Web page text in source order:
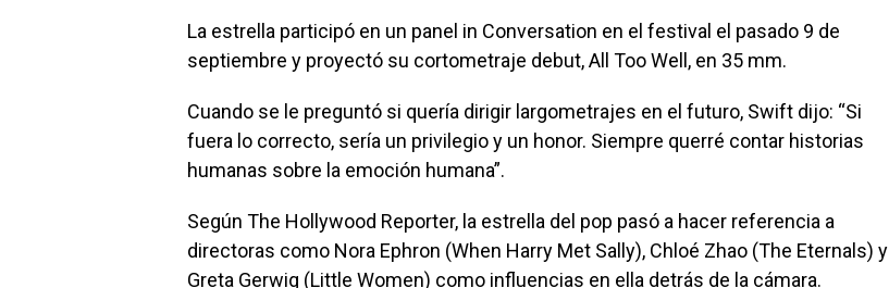
La estrella participó en un panel in Conversation en el festival el pasado 9 de
septiembre y proyectó su cortometraje debut, All Too Well, en 35 mm.
Cuando se le preguntó si quería dirigir largometrajes en el futuro, Swift dijo: “Si
fuera lo correcto, sería un privilegio y un honor. Siempre querré contar historias
humanas sobre la emoción humana”.
Según The Hollywood Reporter, la estrella del pop pasó a hacer referencia a
directoras como Nora Ephron (When Harry Met Sally), Chloé Zhao (The Eternals) y
Greta Gerwig (Little Women) como influencias en ella detrás de la cámara.